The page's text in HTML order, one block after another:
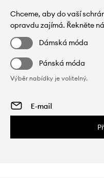
Chceme, aby do vaší
opravdu zajímá. Řekněte
Dámská móda
Pánská móda
Výběr nabídky je volitelný.